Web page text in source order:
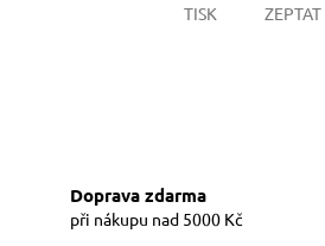
TISK ZEPTAT
Doprava zdarma
při nákupu nad 5000 Kč